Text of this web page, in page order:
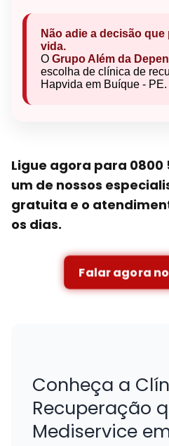
Não adie a decisão
vida.
O Grupo Além da
escolha de clínica de
Hapvida em Buíque - PE.
Ligue agora para 0800
um de nossos
gratuita e o
os dias.
Falar agora
Conheça a
Recuperação
Mediservice